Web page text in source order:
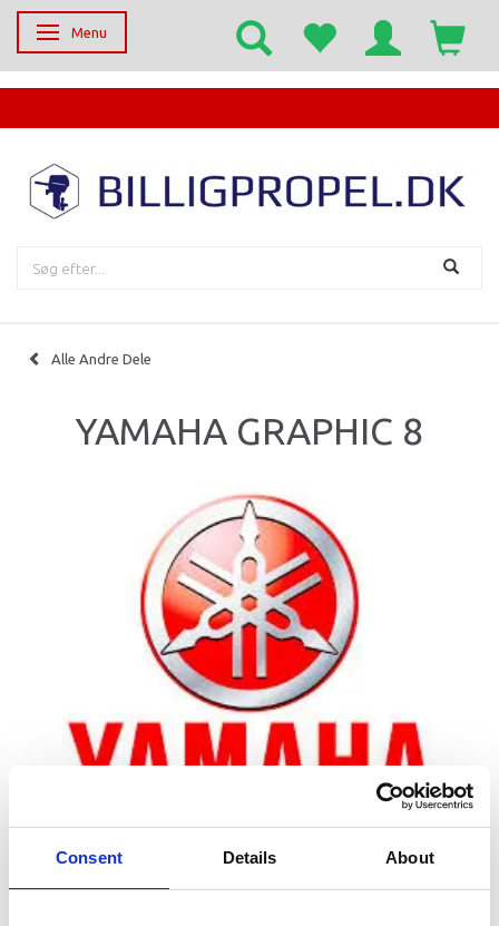
Consent Details About
Skifte navigation
Menu
Alle Andre Dele
YAMAHA GRAPHIC 8